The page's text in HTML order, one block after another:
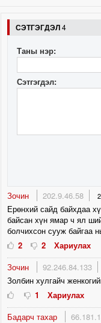
СЭТГЭГДЭЛ4
Таны нэр:
Сэтгэгдэл:
Зочин 202.9.46.58
Ерөнхий сайд байхдаа
байсан хүн ямар ч ял
болчихсон сууж байгаа
2
2
Хариулах
Зочин
92.246.84.133
Золбин хулгайч
1
Хариулах
Бадарч тахар